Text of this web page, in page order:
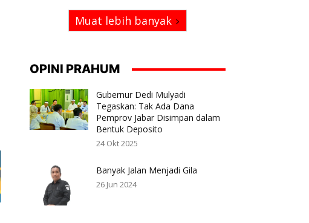
Muat lebih banyak
OPINI PRAHUM
Gubernur Dedi Mulyadi
Tegaskan: Tak Ada Dana
Pemprov Jabar Disimpan dalam
Bentuk Deposito
24 Okt 2025
Banyak Jalan Menjadi Gila
26 Jun 2024